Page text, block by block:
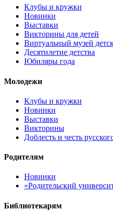
Клубы и кружки
Новинки
Выставки
Викторины для детей
Виртуальный музей
Десятилетие детства
Юбиляры года
Молодежи
Клубы и кружки
Новинки
Выставки
Викторины
Доблесть и честь
Родителям
Новинки
«Родительский
Библиотекарям